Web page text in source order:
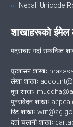
Nepali Unicode
शाखाहरूको ईमेल
पत्राचार गर्दा सम्बन्धित
प्रशासन शाखाः
लेखा शाखाः
मुद्दा शाखाः
पुनरावेदन शाखाः
रिट शाखाः
दर्ता चलानी शाखाः